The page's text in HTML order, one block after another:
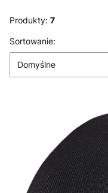
Produkty: 7
Lista produktów
Sortowanie:
Domyślne